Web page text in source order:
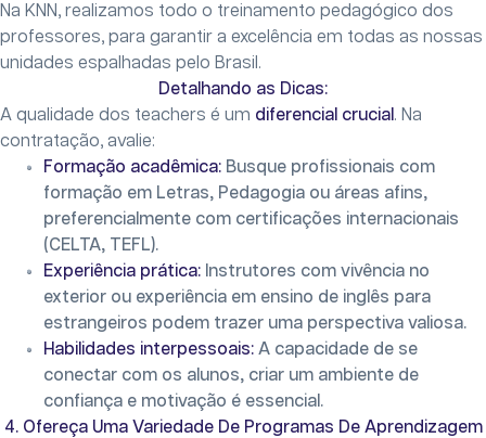
Na KNN, realizamos todo o treinamento pedagógico dos
professores, para garantir a excelência em todas as nossas
unidades espalhadas pelo Brasil.
Detalhando as Dicas:
A qualidade dos teachers é um diferencial crucial . Na
contratação, avalie:
Formação acadêmica: Busque profissionais com
formação em Letras, Pedagogia ou áreas afins,
preferencialmente com certificações internacionais
(CELTA, TEFL).
Experiência prática: Instrutores com vivência no
exterior ou experiência em ensino de inglês para
estrangeiros podem trazer uma perspectiva valiosa.
Habilidades interpessoais: A capacidade de se
conectar com os alunos, criar um ambiente de
confiança e motivação é essencial.
4. Ofereça Uma Variedade De Programas De Aprendizagem